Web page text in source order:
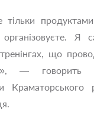
організовуєте. Я
що
— говорить
Краматорського